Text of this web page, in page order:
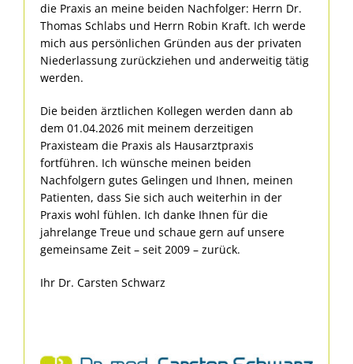
die Praxis an meine beiden Nachfolger: Herrn Dr.
Thomas Schlabs und Herrn Robin Kraft. Ich werde
mich aus persönlichen Gründen aus der privaten
Niederlassung zurückziehen und anderweitig tätig
werden.
Die beiden ärztlichen Kollegen werden dann ab
dem 01.04.2026 mit meinem derzeitigen
Praxisteam die Praxis als Hausarztpraxis
fortführen. Ich wünsche meinen beiden
Nachfolgern gutes Gelingen und Ihnen, meinen
Patienten, dass Sie sich auch weiterhin in der
Praxis wohl fühlen. Ich danke Ihnen für die
jahrelange Treue und schaue gern auf unsere
gemeinsame Zeit – seit 2009 – zurück.
Ihr Dr. Carsten Schwarz